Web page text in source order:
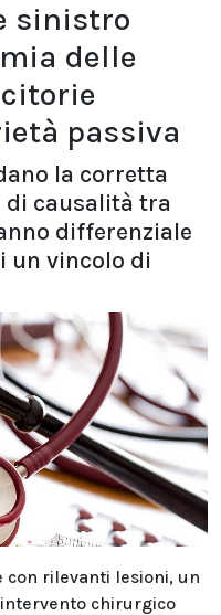
sinistro
delle
passiva
la corretta
di causalità tra
differenziale
un vincolo di
rilevanti lesioni, un
chirurgico